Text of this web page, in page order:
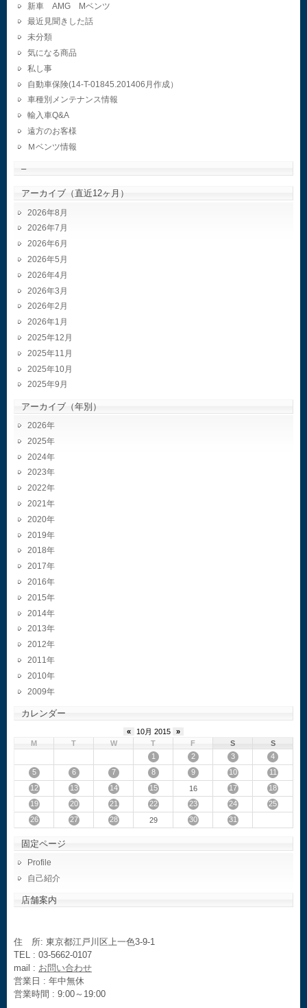
新車 AMG Mベンツ
最近見聞きした話
未分類
気になる商品
私し事
自動車保険(14-T-01845.201406月作成）
車種別メンテナンス情報
輸入車Q&A
遠方のお客様
Ｍベンツ情報
–
アーカイブ（直近12ヶ月）
2026年8月
2026年7月
2026年6月
2026年5月
2026年4月
2026年3月
2026年2月
2026年1月
2025年12月
2025年11月
2025年10月
2025年9月
アーカイブ（年別）
2026
2025
2024
2023
2022
2021
2020
2019
2018
2017
2016
2015
2014
2013
2012
2011
2010
2009
カレンダー
« 10月 2015
»
M
T W T F S
S
1
2 3
4
5
6 7 8 9 10
11
12
13 14 15 16 17
18
19
20 21 22 23 24
25
26
27 28 29 30 31
固定ページ
Profile
自己紹介
店舗案内
住 所: 東京都江戸川区上一色3-9-1
TEL : 03-5662-0107
mail : お問い合わせ
営業日 : 年中無休
営業時間 : 9:00～19:00